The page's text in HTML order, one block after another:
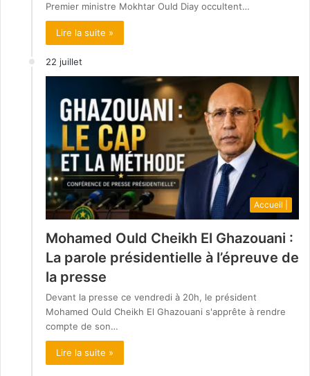
Premier ministre Mokhtar Ould Diay occultent…
Lire la suite »
22 juillet
Accueil |
Mohamed Ould Cheikh El Ghazouani :
La parole présidentielle à l’épreuve de
la presse
Devant la presse ce vendredi à 20h, le président
Mohamed Ould Cheikh El Ghazouani s'apprête à rendre
compte de son…
Lire la suite »